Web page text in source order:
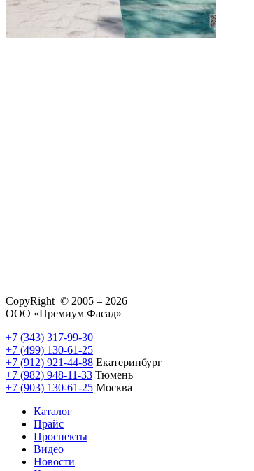
CopyRight © 2005 – 2026
ООО «Премиум Фасад»
+7 (343) 317-99-30
+7 (499) 130-61-25
+7 (912) 921-44-88 Екатеринбург
+7 (982) 948-11-33 Тюмень
+7 (903) 130-61-25 Москва
Каталог
Прайс
Проспекты
Видео
Новости